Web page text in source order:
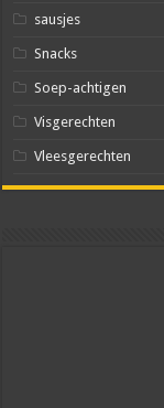
sausjes
Snacks
Soep-achtigen
Visgerechten
Vleesgerechten